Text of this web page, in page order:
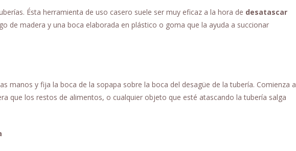
Ésta herramienta de uso casero suele ser muy eficaz a la hora de desatascar
de madera y una boca elaborada en plástico o goma que la ayuda a succionar
manos y fija la boca de la sopapa sobre la boca del desagüe de la tubería. Comienza a
que los restos de alimentos, o cualquier objeto que esté atascando la tubería salga